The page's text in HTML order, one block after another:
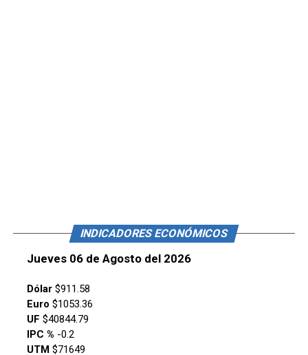
INDICADORES ECONÓMICOS
Jueves 06 de Agosto del 2026
Dólar$911.58
Euro $1053.36
UF $40844.79
IPC % -0.2
UTM$71649